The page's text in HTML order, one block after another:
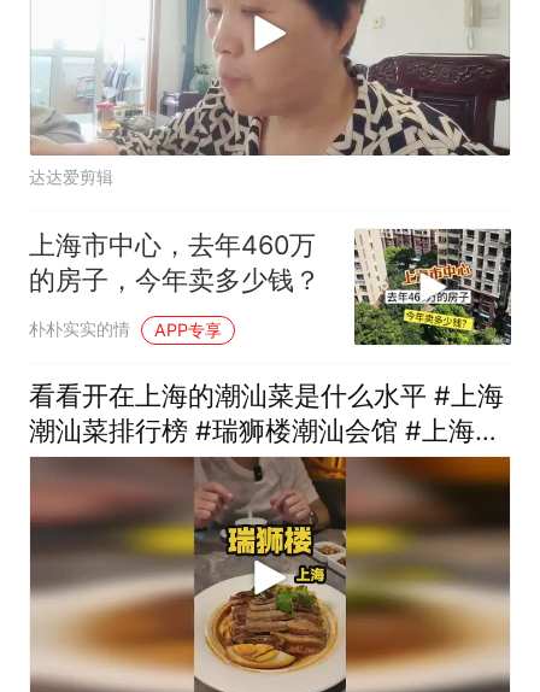
达达爱剪辑
上海市中心，去年460万
的房子，今年卖多少钱？
朴朴实实的情 APP专享
看看开在上海的潮汕菜是什么水平 #上海
潮汕菜排行榜 #瑞狮楼潮汕会馆 #上海探
店